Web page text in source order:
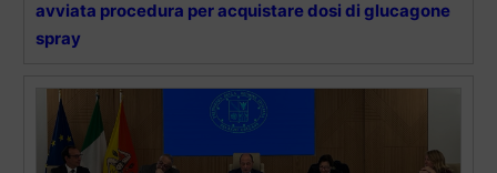
avviata procedura per acquistare dosi di glucagone
spray